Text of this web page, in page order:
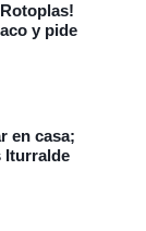
y pide
en casa;
Iturralde